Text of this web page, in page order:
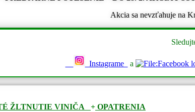
Akcia sa nevzťahuje na
Instagrame a
ŽLTNUTIE VINIČA + OPATRENIA